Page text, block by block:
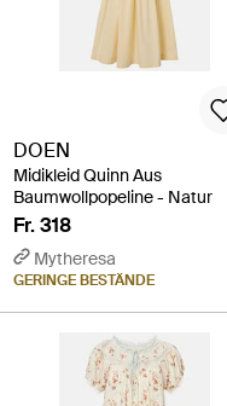
DOEN
Midikleid Quinn Aus
Baumwollpopeline - Natur
Fr. 318
Mytheresa
GERINGE BESTÄNDE